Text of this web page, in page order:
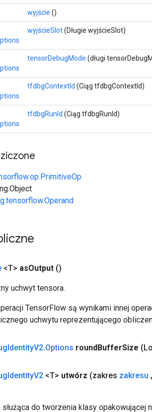
wyjście ()
wyjścieSlot(Długie wyjścieSlot)
tensorDebugMode (długi
tfdbgContextId (Ciąg tfdbgContextId)
tfdbgRunId (Ciąg tfdbgRunId)
<T> asOutput ()
uchwyt tensora.
TensorFlow są wynikami innej
uchwytu reprezentującego
IdentityV2.Options roundBufferSize
IdentityV2 <T> utwórz (zakres zakresu ,
do tworzenia klasy opakowującej